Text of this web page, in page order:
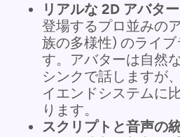
リアルな 2D アバタ
登場するプロ並みの
族の多様性) のライブ
す。アバターは自然
シンクで話しますが
イエンドシステムに
ります。
スクリプトと音声の